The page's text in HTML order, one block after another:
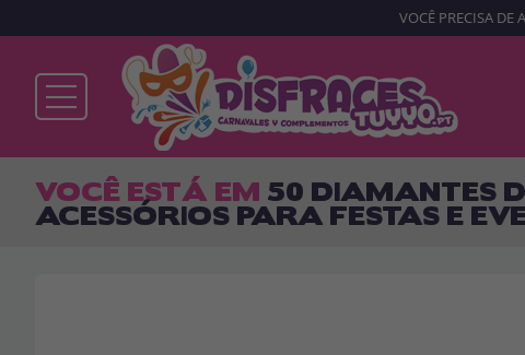
Já sou cliente
VOCÊ PRECISA
VOCÊ ESTÁ EM 50 DIAMANTES
ACESSÓRIOS PARA FESTAS E